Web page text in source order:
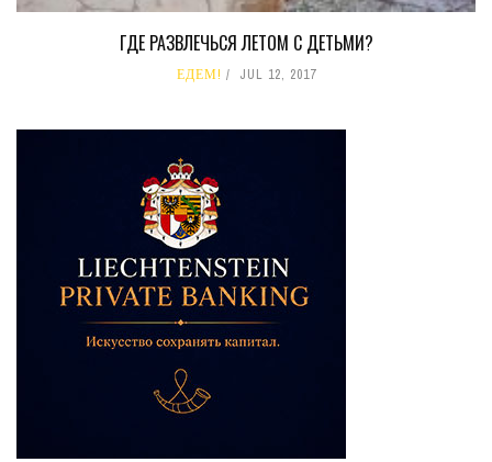
ГДЕ РАЗВЛЕЧЬСЯ ЛЕТОМ С ДЕТЬМИ?
ЕДЕМ! JUL 12, 2017